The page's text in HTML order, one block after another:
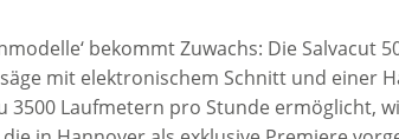
bekommt Zuwachs: Die Salvacut
mit elektronischem Schnitt und einer
3500 Laufmetern pro Stunde ermöglicht,